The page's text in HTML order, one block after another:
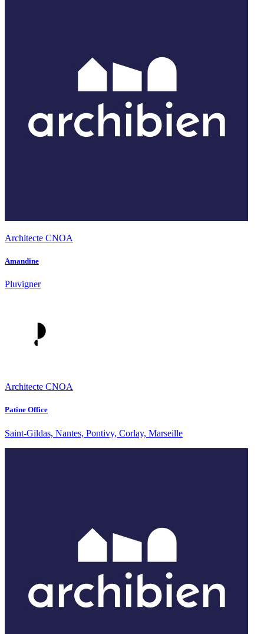
Architecte CNOA
Amandine
Pluvigner
Architecte CNOA
Patine Office
Saint-Gildas, Nantes, Pontivy, Corlay, Marseille